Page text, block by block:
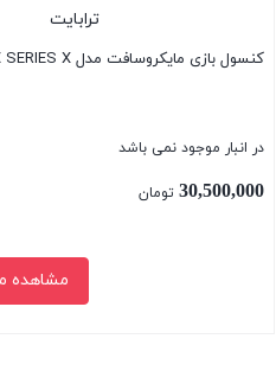
کنسول بازی مایکروسافت مدل XBOX SERIES X ظرفیت 1 ترابایت
در انبار موجود نمی باشد
30,500,000 تومان
مشاهده